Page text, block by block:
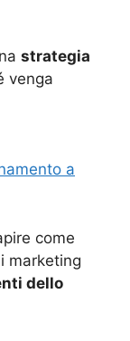
strategia
venga
a
come
marketing
dello